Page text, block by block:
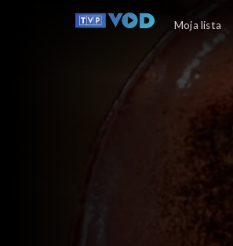
Przepis dnia
Moja lista